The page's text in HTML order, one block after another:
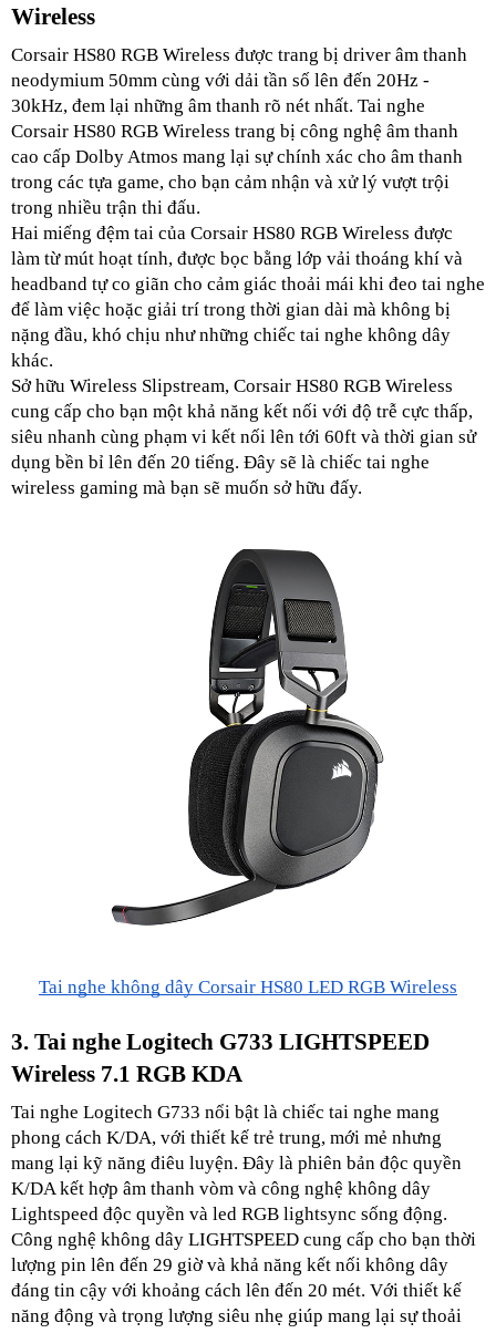
Wireless
Corsair HS80 RGB Wireless được trang bị driver âm thanh
neodymium 50mm cùng với dải tần số lên đến 20Hz -
30kHz, đem lại những âm thanh rõ nét nhất. Tai nghe
Corsair HS80 RGB Wireless trang bị công nghệ âm thanh
cao cấp Dolby Atmos mang lại sự chính xác cho âm thanh
trong các tựa game, cho bạn cảm nhận và xử lý vượt trội
trong nhiều trận thi đấu.
Hai miếng đệm tai của Corsair HS80 RGB Wireless được
làm từ mút hoạt tính, được bọc bằng lớp vải thoáng khí và
headband tự co giãn cho cảm giác thoải mái khi đeo tai nghe
để làm việc hoặc giải trí trong thời gian dài mà không bị
nặng đầu, khó chịu như những chiếc tai nghe không dây
khác.
Sở hữu Wireless Slipstream, Corsair HS80 RGB Wireless
cung cấp cho bạn một khả năng kết nối với độ trễ cực thấp,
siêu nhanh cùng phạm vi kết nối lên tới 60ft và thời gian sử
dụng bền bỉ lên đến 20 tiếng. Đây sẽ là chiếc tai nghe
wireless gaming mà bạn sẽ muốn sở hữu đấy.
Tai nghe không dây Corsair HS80 LED RGB Wireless
3. Tai nghe Logitech G733 LIGHTSPEED
Wireless 7.1 RGB KDA
Tai nghe Logitech G733 nổi bật là chiếc tai nghe mang
phong cách K/DA, với thiết kế trẻ trung, mới mẻ nhưng
mang lại kỹ năng điêu luyện. Đây là phiên bản độc quyền
K/DA kết hợp âm thanh vòm và công nghệ không dây
Lightspeed độc quyền và led RGB lightsync sống động.
Công nghệ không dây LIGHTSPEED cung cấp cho bạn thời
lượng pin lên đến 29 giờ và khả năng kết nối không dây
đáng tin cậy với khoảng cách lên đến 20 mét. Với thiết kế
năng động và trọng lượng siêu nhẹ giúp mang lại sự thoải